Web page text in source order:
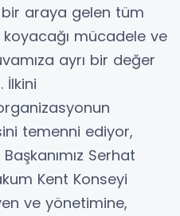
bir araya gelen tüm
koyacağı mücadele ve
ayrı bir değer
İlkini
temenni ediyor,
Serhat
Kent Konseyi
ve yönetimine,